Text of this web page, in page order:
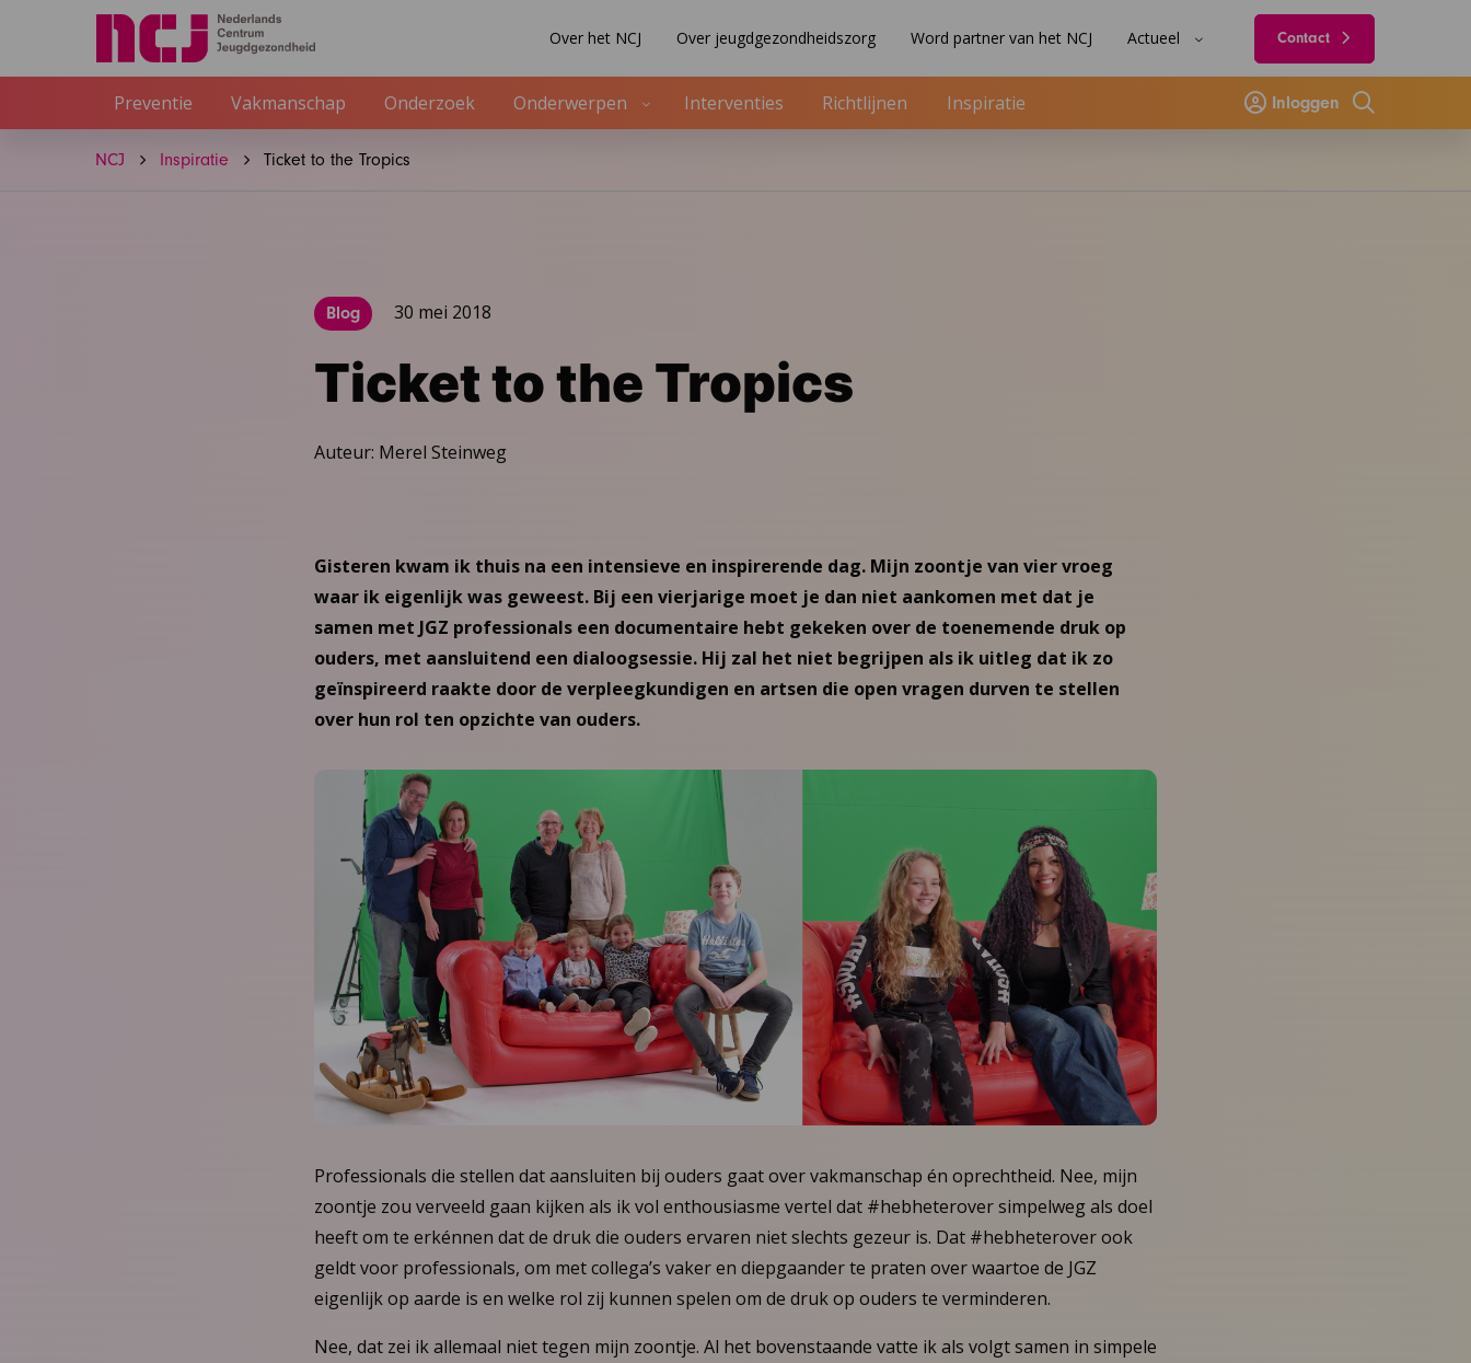
Over het NCJ Over jeugdgezondheidszorg Word partner van het NCJ Actueel Contact
Preventie Vakmanschap Onderzoek Onderwerpen Interventies Richtlijnen Inspiratie Inloggen
Zoeken
NCJ Inspiratie Ticket to the Tropics
Blog 30 mei 2018
Ticket to the Tropics
Auteur: Merel Steinweg
Gisteren kwam ik thuis na een intensieve en inspirerende dag. Mijn zoontje van vier vroeg
waar ik eigenlijk was geweest. Bij een vierjarige moet je dan niet aankomen met dat je
samen met JGZ professionals een documentaire hebt gekeken over de toenemende druk op
ouders, met aansluitend een dialoogsessie. Hij zal het niet begrijpen als ik uitleg dat ik zo
geïnspireerd raakte door de verpleegkundigen en artsen die open vragen durven te stellen
over hun rol ten opzichte van ouders.
Professionals die stellen dat aansluiten bij ouders gaat over vakmanschap én oprechtheid. Nee, mijn
zoontje zou verveeld gaan kijken als ik vol enthousiasme vertel dat #hebheterover simpelweg als doel
heeft om te erkénnen dat de druk die ouders ervaren niet slechts gezeur is. Dat #hebheterover ook
geldt voor professionals, om met collega’s vaker en diepgaander te praten over waartoe de JGZ
eigenlijk op aarde is en welke rol zij kunnen spelen om de druk op ouders te verminderen.
Nee, dat zei ik allemaal niet tegen mijn zoontje. Al het bovenstaande vatte ik als volgt samen in simpele